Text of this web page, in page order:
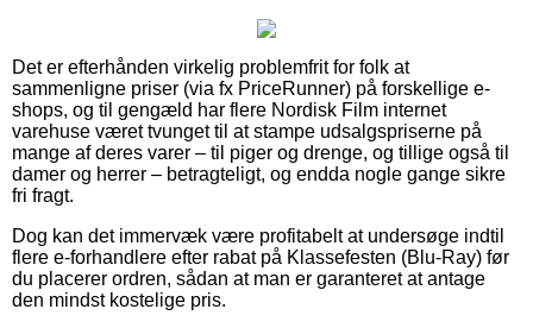
Det er efterhånden virkelig problemfrit for folk at
sammenligne priser (via fx PriceRunner) på forskellige e-
shops, og til gengæld har flere Nordisk Film internet
varehuse været tvunget til at stampe udsalgspriserne på
mange af deres varer – til piger og drenge, og tillige også til
damer og herrer – betragteligt, og endda nogle gange sikre
fri fragt.
Dog kan det immervæk være profitabelt at undersøge indtil
flere e-forhandlere efter rabat på Klassefesten (Blu-Ray) før
du placerer ordren, sådan at man er garanteret at antage
den mindst kostelige pris.